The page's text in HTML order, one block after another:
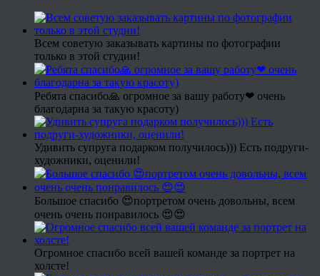
Всем советую заказывать картины по фотографии
только в этой студии!
Ребята спасибо🙏 огромное за вашу работу❤ очень
благодарна за такую красоту)
Удивить супруга подарком получилось))) Есть подруги-
художники, оценили!
Большое спасибо 😍портретом очень довольны, всем
очень очень понравилось 😍😍
Огромное спасибо всей вашей команде за портрет на
холсте!